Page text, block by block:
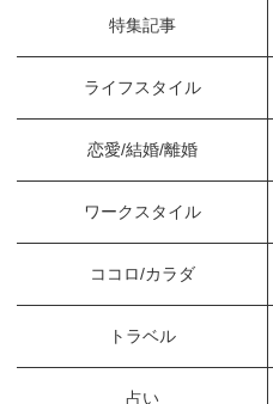
特集記事
ライフスタイル
恋愛/結婚/離婚
ワークスタイル
ココロ/カラダ
トラベル
占い